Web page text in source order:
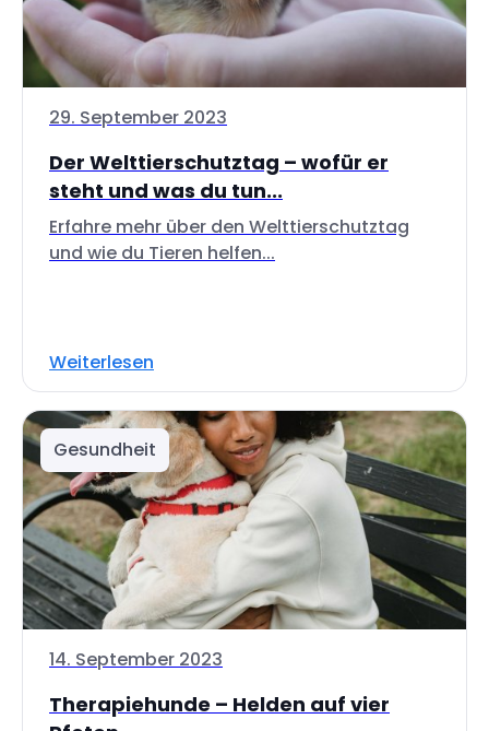
29. September 2023
Der Welttierschutztag – wofür er
steht und was du tun...
Erfahre mehr über den Welttierschutztag
und wie du Tieren helfen...
Weiterlesen
Gesundheit
14. September 2023
Therapiehunde – Helden auf vier